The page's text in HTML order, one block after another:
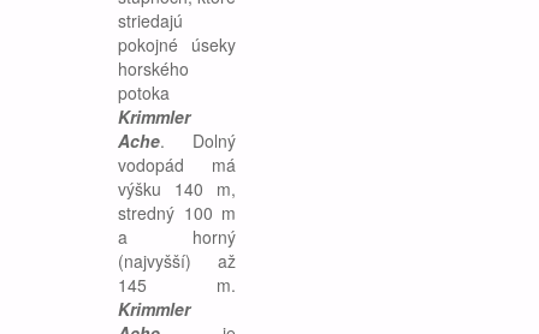
striedajú
pokojné úseky
horského
potoka
Krimmler
Ache. Dolný
vodopád má
výšku 140 m,
stredný 100 m
a horný
(najvyšší) až
145 m.
Krimmler